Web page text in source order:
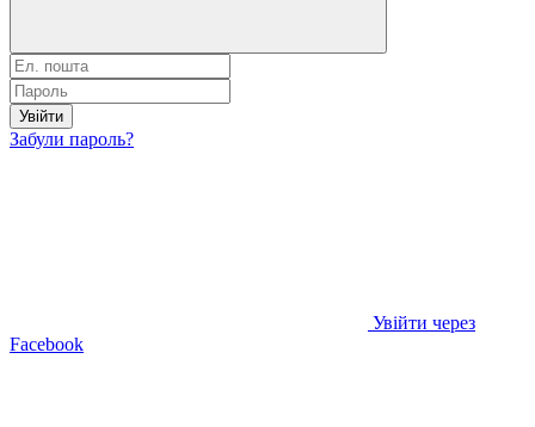
Увійти
Забули пароль?
Увійти через
Facebook